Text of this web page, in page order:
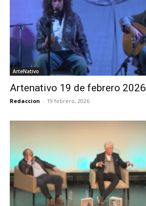
ArteNativo
Artenativo 19 de febrero 2026
Redaccion - 19 febrero, 2026